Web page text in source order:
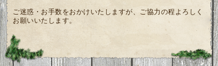
ご迷惑・お手数をおかけいたしますが、ご協力の程よろしく
お願いいたします。